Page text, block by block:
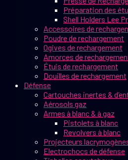
Préparation des
Shell Holders Lee
Accessoires de
Poudre de rechargement
Ogives de rechargement
Amorces de
Étuis de rechargement
Douilles de rechargement
Défense
Cartouches inertes &
Aérosols gaz
Armes à blanc & à gaz
Pistolets à blanc
Revolvers à blanc
Projecteurs
Electrochocs de défense